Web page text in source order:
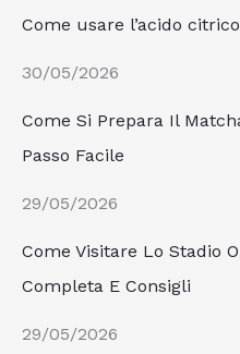
Come usare l’acido
30/05/2026
Come Si Prepara Il
Passo Facile
29/05/2026
Come Visitare Lo Stadio
Completa E Consigli
29/05/2026